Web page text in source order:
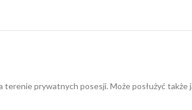
prywatnych posesji. Może posłużyć